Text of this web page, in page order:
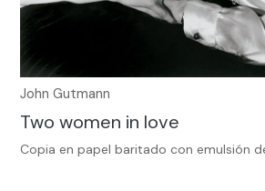
John Gutmann
Two women in love
Copia en papel baritado con emulsión